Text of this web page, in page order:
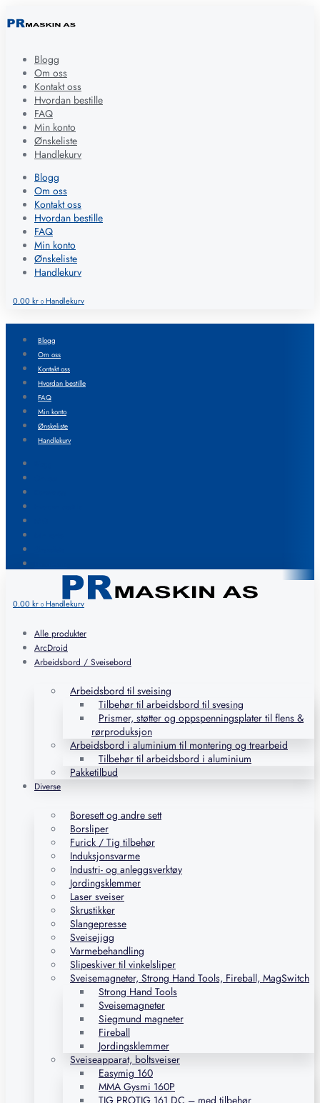
Blogg
Om oss
Kontakt oss
Hvordan bestille
FAQ
Min konto
Ønskeliste
Handlekurv
Blogg
Om oss
Kontakt oss
Hvordan bestille
FAQ
Min konto
Ønskeliste
Handlekurv
0.00kr 0 Handlekurv
Blogg
Om oss
Kontakt oss
Hvordan bestille
FAQ
Min konto
Ønskeliste
Handlekurv
0.00kr 0 Handlekurv
Alle produkter
ArcDroid
Arbeidsbord / Sveisebord
Arbeidsbord til sveising
Tilbehør til arbeidsbord til svesing
Prismer, støtter og oppspenningsplater til flens &
rørproduksjon
Arbeidsbord i aluminium til montering og trearbeid
Tilbehør til arbeidsbord i aluminium
Pakketilbud
Diverse
Boresett og andre sett
Borsliper
Furick / Tig tilbehør
Induksjonsvarme
Industri- og anleggsverktøy
Jordingsklemmer
Laser sveiser
Skrustikker
Slangepresse
Sveisejigg
Varmebehandling
Slipeskiver til vinkelsliper
Sveisemagneter, Strong Hand Tools, Fireball, MagSwitch
Strong Hand Tools
Sveisemagneter
Siegmund magneter
Fireball
Jordingsklemmer
Sveiseapparat, boltsveiser
Easymig 160
MMA Gysmi 160P
TIG PROTIG 161 DC – med tilbehør